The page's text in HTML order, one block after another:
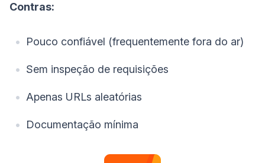
Contras:
Pouco confiável (frequentemente fora do ar)
Sem inspeção de requisições
Apenas URLs aleatórias
Documentação mínima